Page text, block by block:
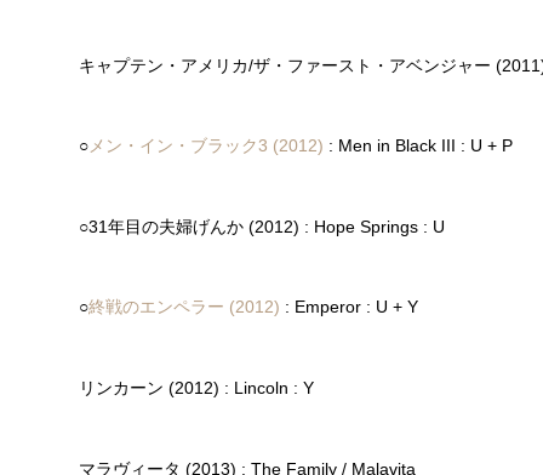
キャプテン・アメリカ/ザ・ファースト・アベンジャー
○ メン・イン・ブラック3 (2012) : Men in Black III : U + P
○31年目の夫婦げんか (2012) : Hope Springs : U
○終戦のエンペラー (2012) : Emperor : U + Y
リンカーン (2012) : Lincoln : Y
マラヴィータ (2013) : The Family / Malavita